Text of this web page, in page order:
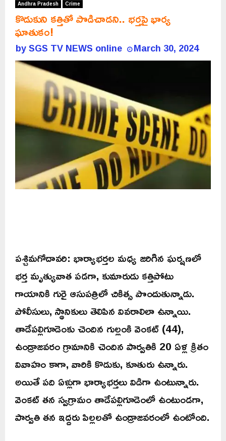
Andhra Pradesh Crime
కొడుకుని కత్తితో పొడిచాడని.. భర్తపై భార్య
ఘాతుకం!
bySGS TV NEWS online March 30, 2024
పశ్చిమగోదావరి: భార్యాభర్తల మధ్య జరిగిన ఘర్షణలో
భర్త మృత్యువాత పడగా, కుమారుడు కత్తిపోటు
గాయానికి గురై ఆసుపత్రిలో చికిత్స పొందుతున్నాడు.
పోలీసులు, స్థానికులు తెలిపిన వివరాలిలా ఉన్నాయి.
తాడేపల్లిగూడెంకు చెందిన గుల్లంకి వెంకట్‌ (44),
ఉండ్రాజవరం గ్రామానికి చెందిన పార్వతికి 20 ఏళ్ల క్రితం
వివాహం కాగా, వారికి కొడుకు, కూతురు ఉన్నారు.
అయితే పది ఏళ్లుగా భార్యాభర్తలు విడిగా ఉంటున్నారు.
వెంకట్‌ తన స్వగ్రామం తాడేపల్లిగూడెంలో ఉంటుండగా,
పార్వతి తన ఇద్దరు పిల్లలతో ఉండ్రాజవరంలో ఉంటోంది.